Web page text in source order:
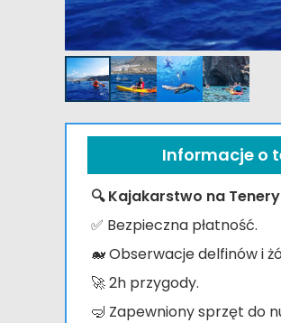
Informacje o
🔍 Kajakarstwo na
✅ Bezpieczna płatność.
🐋 Obserwacje delfinów i
🚀 2h przygody.
🤿 Zapewniony sprzęt do